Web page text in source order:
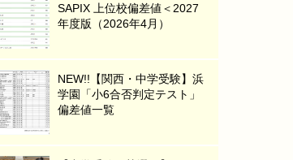
SAPIX 上位校偏差値＜2027
年度版（2026年4月）
NEW!!【関西・中学受験】浜
学園「小6合否判定テスト」
偏差値一覧